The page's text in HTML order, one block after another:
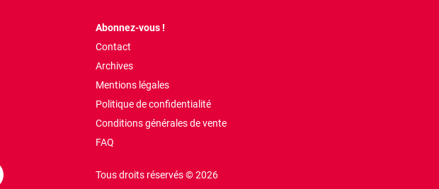
Abonnez-vous !
Contact
Archives
Mentions légales
Politique de confidentialité
Conditions générales de vente
FAQ
Tous droits réservés © 2026